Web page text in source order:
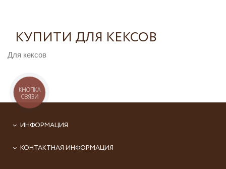
КУПИТИ ДЛЯ КЕКСОВ
Для кексов
ИНФОРМАЦИЯ
КОНТАКТНАЯ ИНФОРМАЦИЯ
КНОПКА
СВЯЗИ